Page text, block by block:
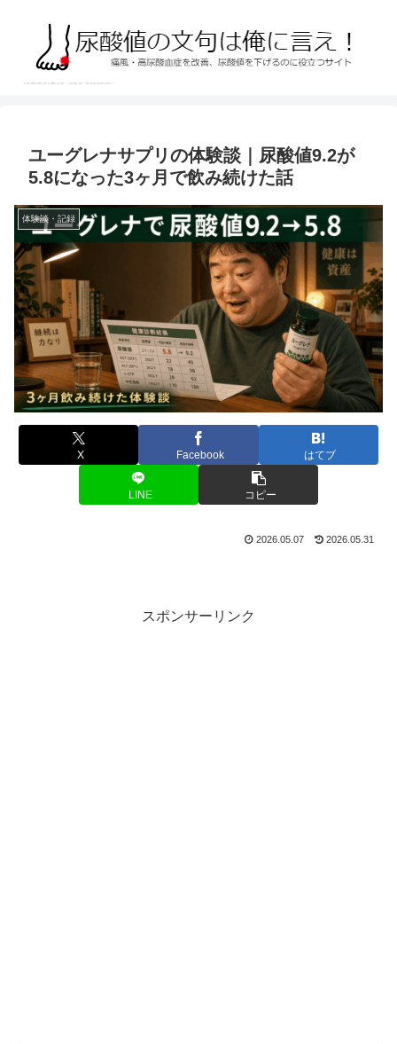
ユーグレナサプリの体験談｜尿酸値9.2が
5.8になった3ヶ月で飲み続けた話
体験談・記録
X Facebook はてブ
LINE コピー
2026.05.07 2026.05.31
スポンサーリンク